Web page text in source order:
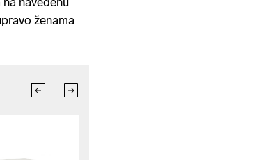
ženama